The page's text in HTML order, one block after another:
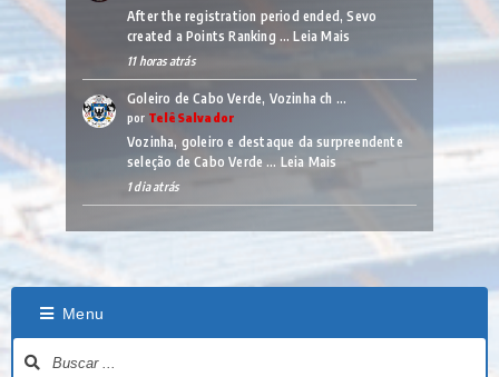
After the registration period ended, Sevo
created a Points Ranking …Leia Mais
11 horas atrás
Goleiro de Cabo Verde, Vozinha ch …
por TelêSalvador
Vozinha, goleiro e destaque da surpreendente
seleção de Cabo Verde … Leia Mais
1 dia atrás
Menu